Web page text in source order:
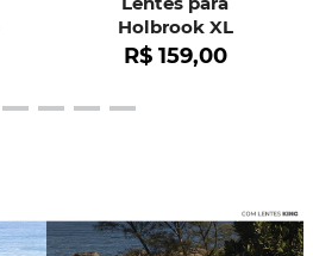
Holbrook XL
R$ 159,00